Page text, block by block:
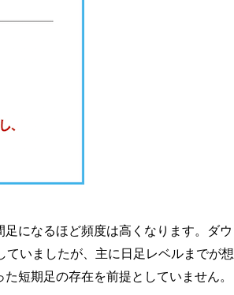
になるほど頻度は高くなります。ダウ
いましたが、主に日足レベルまでが想
短期足の存在を前提としていません。